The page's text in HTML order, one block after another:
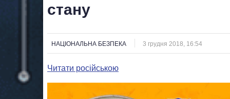
стану
НАЦІОНАЛЬНА БЕЗПЕКА 3 грудня 2018, 16:54
Читати російською